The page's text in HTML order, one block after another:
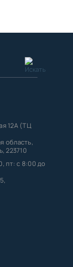
12А (ТЦ
область,
223710
пт: с 8:00 до